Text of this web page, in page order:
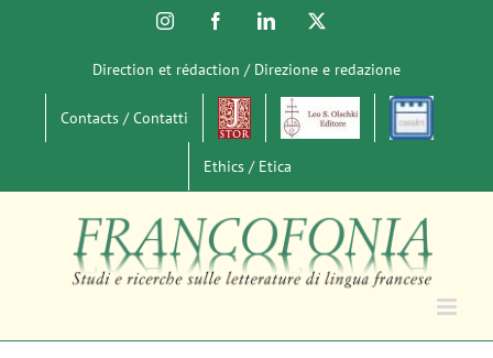
InstagramFacebookLinkedIn
Direction et rédaction / Direzione e redazione
Contacts / Contatti
Ethics / Etica